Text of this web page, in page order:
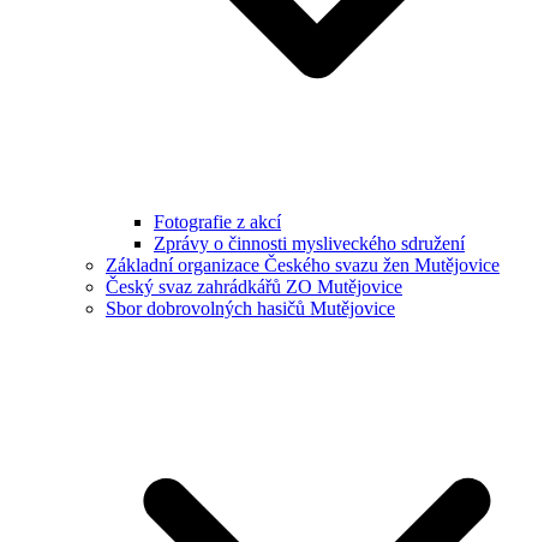
Fotografie z akcí
Zprávy o činnosti mysliveckého sdružení
Základní organizace Českého svazu žen Mutějovice
Český svaz zahrádkářů ZO Mutějovice
Sbor dobrovolných hasičů Mutějovice